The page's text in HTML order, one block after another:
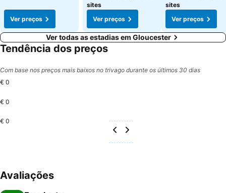
Ver preços
sites
Ver preços
sites
Ver preços
Ver todas as estadias em Gloucester
Tendência dos preços
Com base nos preços mais baixos no trivago durante os últimos 30 dias
€ 0
€ 0
€ 0
Avaliações